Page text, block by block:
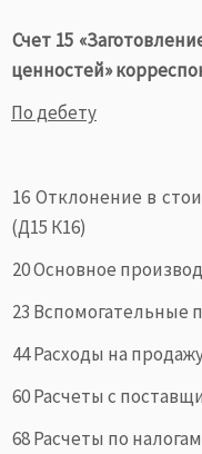
Счет 15
ценностей»
По дебету
16 Отклонение в
(Д15 К16)
20 Основное
23 Вспомогательные
44 Расходы на
60 Расчеты с
68 Расчеты по